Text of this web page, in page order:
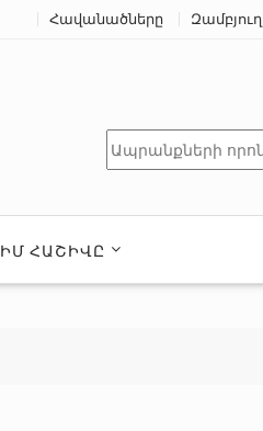
Հավանածները Զամբյուղ
Որոնել
ԻՄ ՀԱՇԻՎԸ